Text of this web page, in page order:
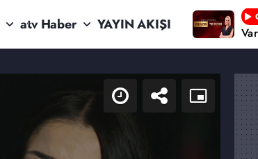
atv Haber YAYIN AKIŞI